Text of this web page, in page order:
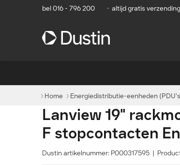
bel 016 - 796 200 • altijd gratis verzending
Home Energiedistributie-eenheden
Lanview 19"
F stopcontacten
Dustin artikelnummer: P000317595 |